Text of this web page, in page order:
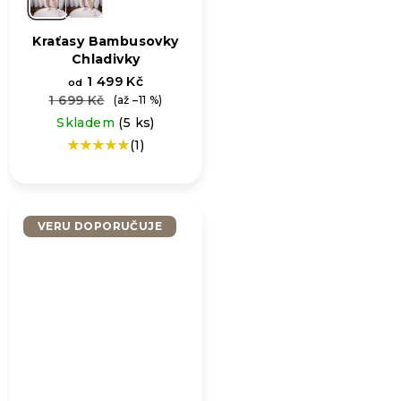
Kraťasy Bambusovky
Chladivky
od 1 499 Kč
1 699 Kč
(až –11 %)
Skladem (5 ks)
Průměrné
5,0
z
(1)
VERU DOPORUČUJE